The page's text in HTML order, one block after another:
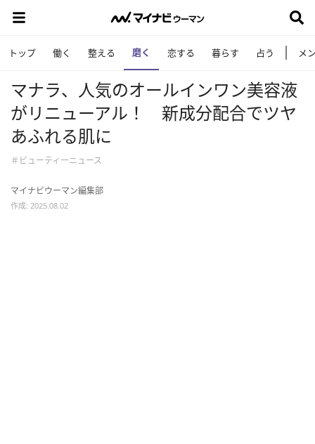
トップ 働く 整える 磨く 恋する 暮らす 占う メ
マナラ、人気のオールインワン美容液
がリニューアル！ 新成分配合でツヤ
あふれる肌に
＃ビューティーニュース
マイナビウーマン編集部
作成: 2025.08.02